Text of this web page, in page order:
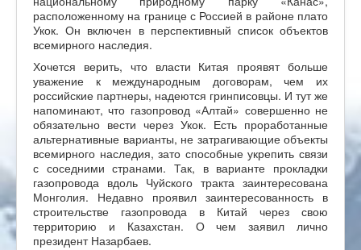
расположенному на границе с Россией в районе плато
Укок. Он включен в перспективный список объектов
всемирного наследия.
Хочется верить, что власти Китая проявят больше
уважение к международным договорам, чем их
российские партнеры, надеются гринписовцы. И тут же
напоминают, что газопровод «Алтай» совершенно не
обязательно вести через Укок. Есть проработанные
альтернативные варианты, не затрагивающие объекты
всемирного наследия, зато способные укрепить связи
с соседними странами. Так, в варианте прокладки
газопровода вдоль Чуйского тракта заинтересована
Монголия. Недавно проявил заинтересованность в
строительстве газопровода в Китай через свою
территорию и Казахстан. О чем заявил лично
президент Назарбаев.